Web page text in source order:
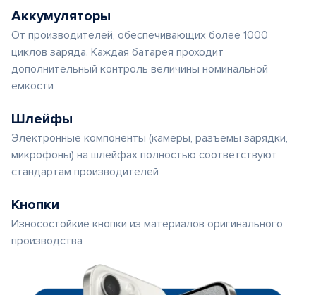
Аккумуляторы
От производителей, обеспечивающих более 1000
циклов заряда. Каждая батарея проходит
дополнительный контроль величины номинальной
емкости
Шлейфы
Электронные компоненты (камеры, разъемы зарядки,
микрофоны) на шлейфах полностью соответствуют
стандартам производителей
Кнопки
Износостойкие кнопки из материалов оригинального
производства